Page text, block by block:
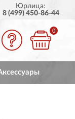
ВСЕЙ РОССИИ
Юрлица:
8 (499) 450-86-44
0